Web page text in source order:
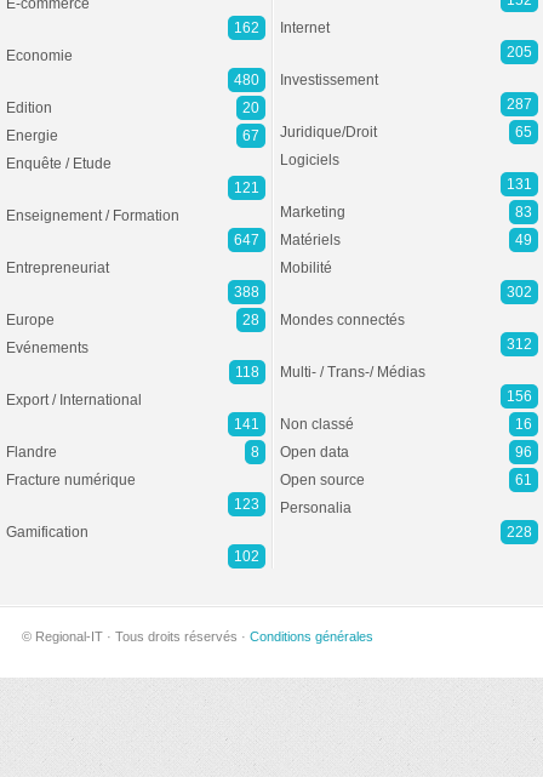
E-commerce
162
Economie
480
Edition
20
Energie
67
Enquête / Etude
121
Enseignement / Formation
647
Entrepreneuriat
388
Europe
28
Evénements
118
Export / International
141
Flandre
8
Fracture numérique
123
Gamification
102
Internet
205
Investissement
287
Juridique/Droit
65
Logiciels
131
Marketing
83
Matériels
49
Mobilité
302
Mondes connectés
312
Multi- / Trans-/ Médias
156
Non classé
16
Open data
96
Open source
61
Personalia
228
© Regional-IT · Tous droits réservés · Conditions générales